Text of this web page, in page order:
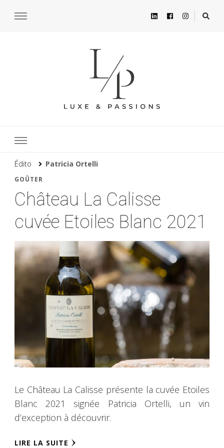
Édito Patricia Ortelli
GOÛTER
Château La Calisse
cuvée Etoiles Blanc 2021
Le Château La Calisse présente la cuvée Etoiles
Blanc 2021 signée Patricia Ortelli, un vin
d’exception à découvrir.
LIRE LA SUITE